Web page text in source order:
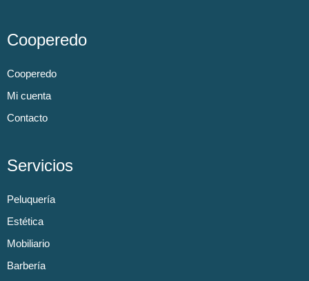
Cooperedo
Cooperedo
Mi cuenta
Contacto
Servicios
Peluquería
Estética
Mobiliario
Barbería